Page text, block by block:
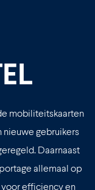
mobiliteitskaarten
nieuwe gebruikers
Daarnaast
allemaal op
efficiency en